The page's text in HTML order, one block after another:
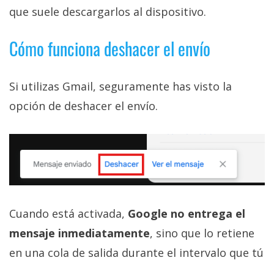
que suele descargarlos al dispositivo.
Cómo funciona deshacer el envío
Si utilizas Gmail, seguramente has visto la
opción de deshacer el envío.
Cuando está activada, Google no entrega el
mensaje inmediatamente, sino que lo retiene
en una cola de salida durante el intervalo que tú